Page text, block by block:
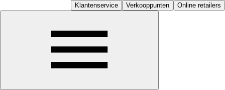
Klantenservice Verkooppunten Online retailers